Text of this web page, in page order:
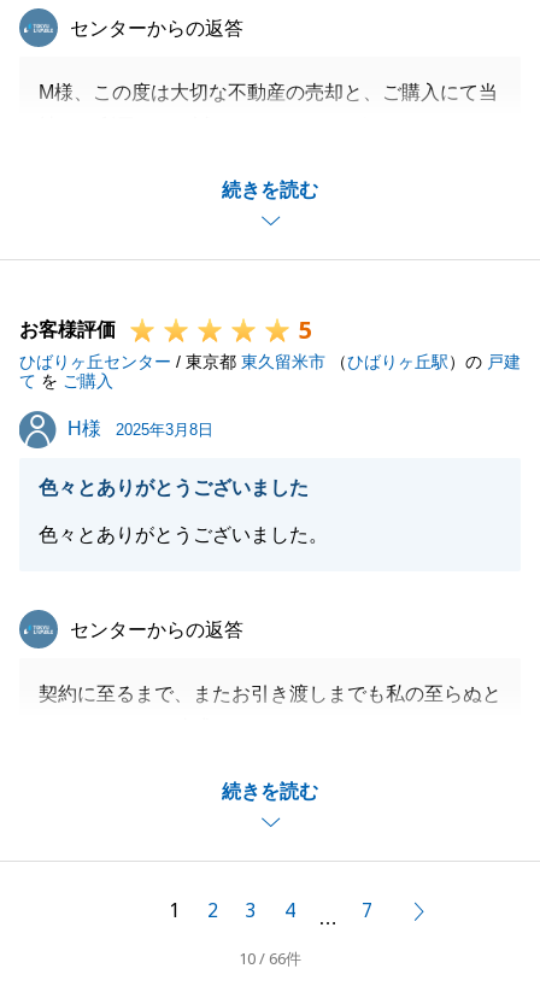
続きを読む
東急リバブル
センターからの返答
M様、この度は大切な不動産の売却と、ご購入にて当
今後もお役に立てることがございましたらお気軽にお
何卒よろしくお願い申し上げます。
閉じる
お客様評価 5
ひばりヶ丘センター / 東京都 東久留米市 （ひばりヶ丘駅）の 戸建
て を ご購入
H様
H様 2025年3月8日
色々とありがとうございました
色々とありがとうございました。
続きを読む
東急リバブル
センターからの返答
契約に至るまで、またお引き渡しまでも私の至らぬと
お近くに店舗を構えておりますのでお気軽にお立ち寄
り頂けますと幸いです。
お客様がいらっしゃいましら、ぜひ東急リバブルのご
紹介を宜しくお願い申し上げます。
1 2 3 4 … 7
10 / 66件